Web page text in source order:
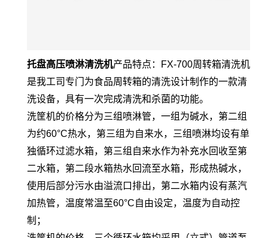
托盘高压喷淋清洗机产品特点：FX-700周转箱清洗机
是我工司专门为食品周转箱的清洗设计制作的一款清
洗设备，具有一次完成清洗和杀菌的功能。
洗筐机的价格分为三组喷淋管，一组为碱水，第二组
为约60°C热水，第三组为自来水，三组喷淋均设有单
独循环过滤水箱，第三组自来水作为补充水回收至第
二水箱，第二段水箱热水回流至水箱，形成热碱水，
使用后部分污水由溢流口排出，第二水箱内设有蒸汽
加热管，温度常温至60°C自由设定，温度为自动控
制；